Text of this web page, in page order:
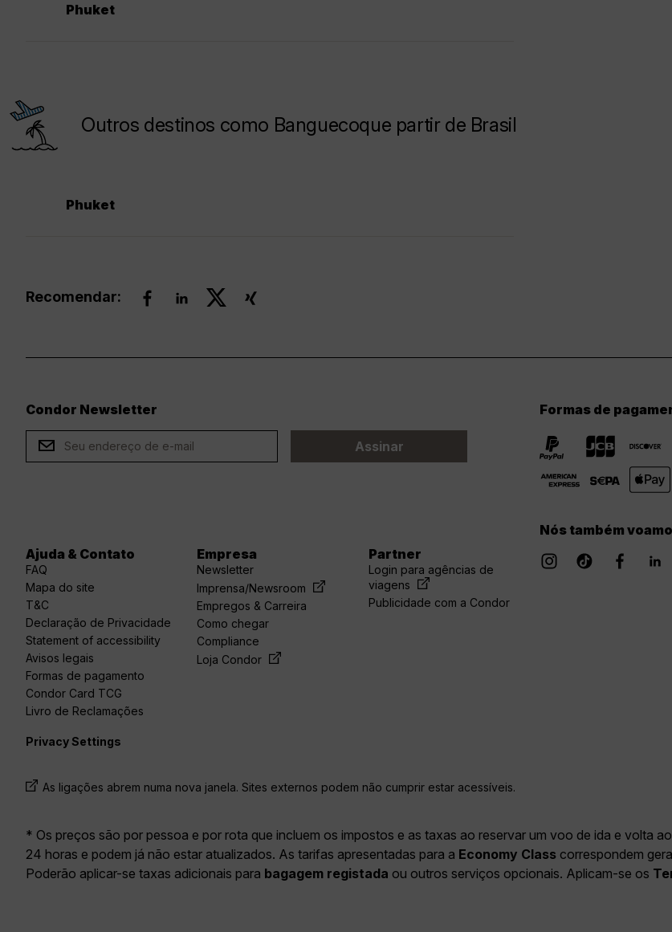
Phuket
Outros destinos como Banguecoque partir de Brasil
Phuket
Recomendar:
Condor Newsletter
Assinar
Formas de
Ajuda & Contato
FAQ
Mapa do site
T&C
Declaração de Privacidade
Statement of accessibility
Avisos legais
Formas de pagamento
Condor Card TCG
Livro de Reclamações
Empresa
Newsletter
Imprensa/Newsroom
Empregos & Carreira
Como chegar
Compliance
Loja Condor
Partner
Login para agências de
viagens
Publicidade com a Condor
Nós também
Privacy Settings
As ligações abrem numa nova janela. Sites externos podem não cumprir estar acessíveis.
* Os preços são por pessoa e por rota que incluem os impostos e as taxas ao reservar um voo de ida e volta
24 horas e podem já não estar atualizados. As tarifas apresentadas para a Economy Class correspondem
Poderão aplicar-se taxas adicionais para bagagem registada ou outros serviços opcionais. Aplicam-se os